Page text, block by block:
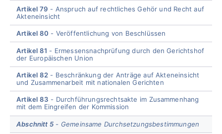
Artikel 79
Anspruch auf rechtliches Gehör und Recht auf
Akteneinsicht
Artikel 80 Veröffentlichung von Beschlüssen
Artikel 81
Ermessensnachprüfung durch den Gerichtshof
der Europäischen Union
Artikel 82
Beschränkung der Anträge auf Akteneinsicht
und Zusammenarbeit mit nationalen Gerichten
Artikel 83
Durchführungsrechtsakte im Zusammenhang
mit dem Eingreifen der Kommission
Abschnitt 5 Gemeinsame Durchsetzungsbestimmungen